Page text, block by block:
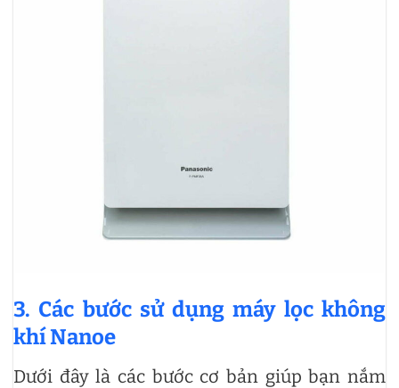
3. Các bước sử dụng máy lọc không
khí Nanoe
Dưới đây là các bước cơ bản giúp bạn nắm